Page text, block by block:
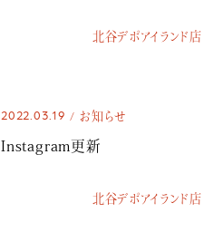
北谷デポアイランド店
2022.03.19 お知らせ
Instagram更新
北谷デポアイランド店